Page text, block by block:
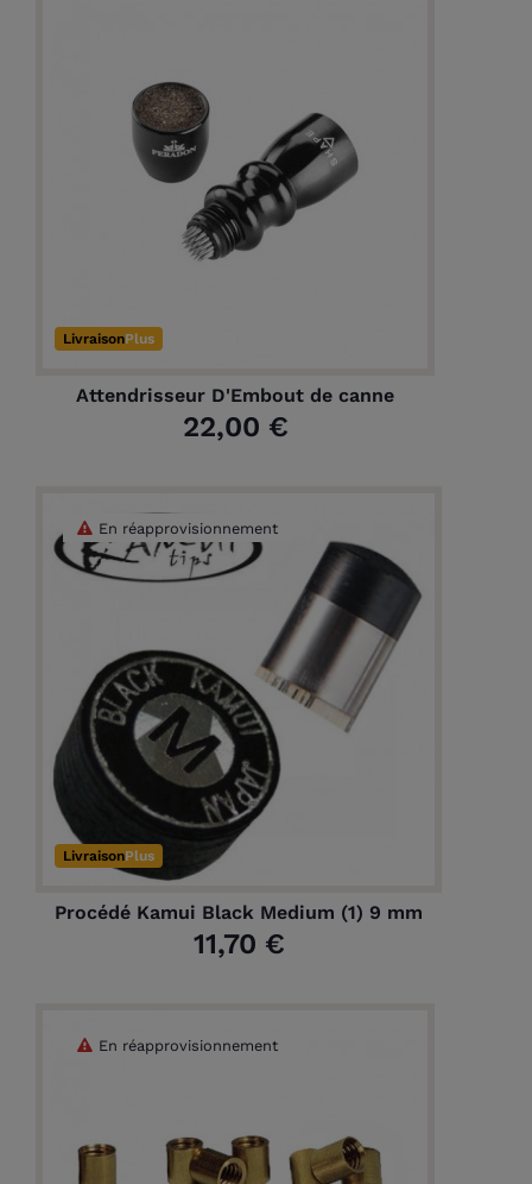
LivraisonPlus
Attendrisseur D'Embout de canne
22,00 €
LivraisonPlus
Procédé Kamui Black Medium (1) 9 mm
11,70 €
En réapprovisionnement
En réapprovisionnement